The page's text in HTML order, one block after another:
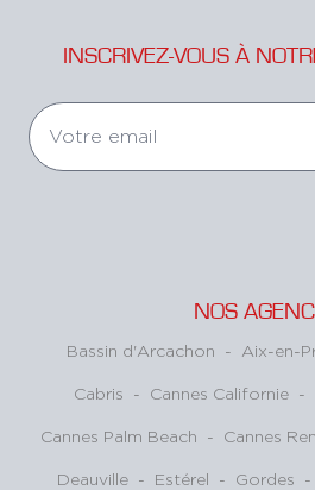
INSCRIVEZ-VOUS À
NOS
Bassin d'Arcachon - Aix-en-
Cabris - Cannes Californie -
Cannes Palm Beach - Cannes
Deauville - Estérel - Gordes -